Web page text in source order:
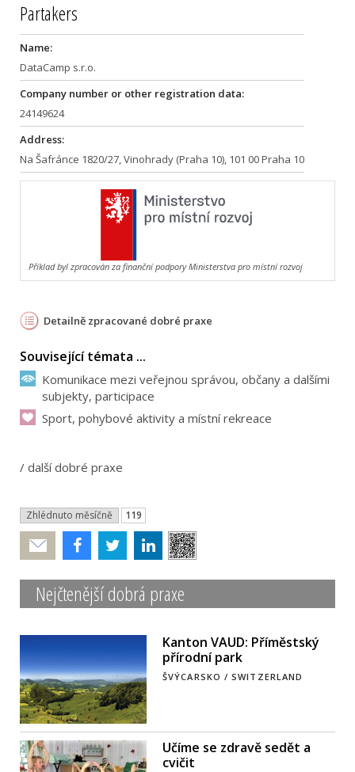
Partakers
Name:
DataCamp s.r.o.
Company number or other registration data:
24149624
Address:
Na Šafránce 1820/27, Vinohrady (Praha 10), 101 00 Praha 10
Příklad byl zpracován za finanční podpory Ministerstva pro místní rozvoj
Detailně zpracované dobré praxe
Související témata ...
Komunikace mezi veřejnou správou, občany a dalšími
subjekty, participace
Sport, pohybové aktivity a místní rekreace
/ další dobré praxe
Zhlédnuto měsíčně 119
Poslat
Nejčtenější dobrá praxe
Kanton VAUD: Příměstský
přírodní park
ŠVÝCARSKO / SWITZERLAND
Učíme se zdravě sedět a
cvičit